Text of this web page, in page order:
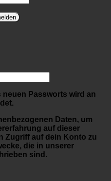
neuen Passworts wird an
Daten, um
auf dieser
Zugriff auf dein Konto zu
die in unserer
sind.